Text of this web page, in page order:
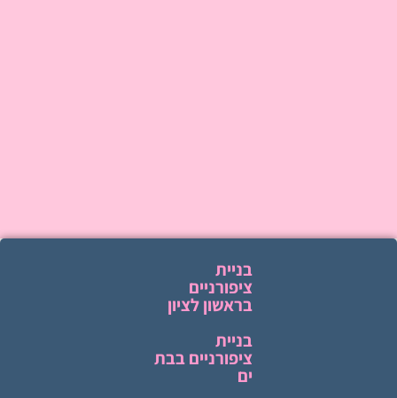
בניית
ציפורניים
בראשון לציון
בניית
ציפורניים בבת
ים